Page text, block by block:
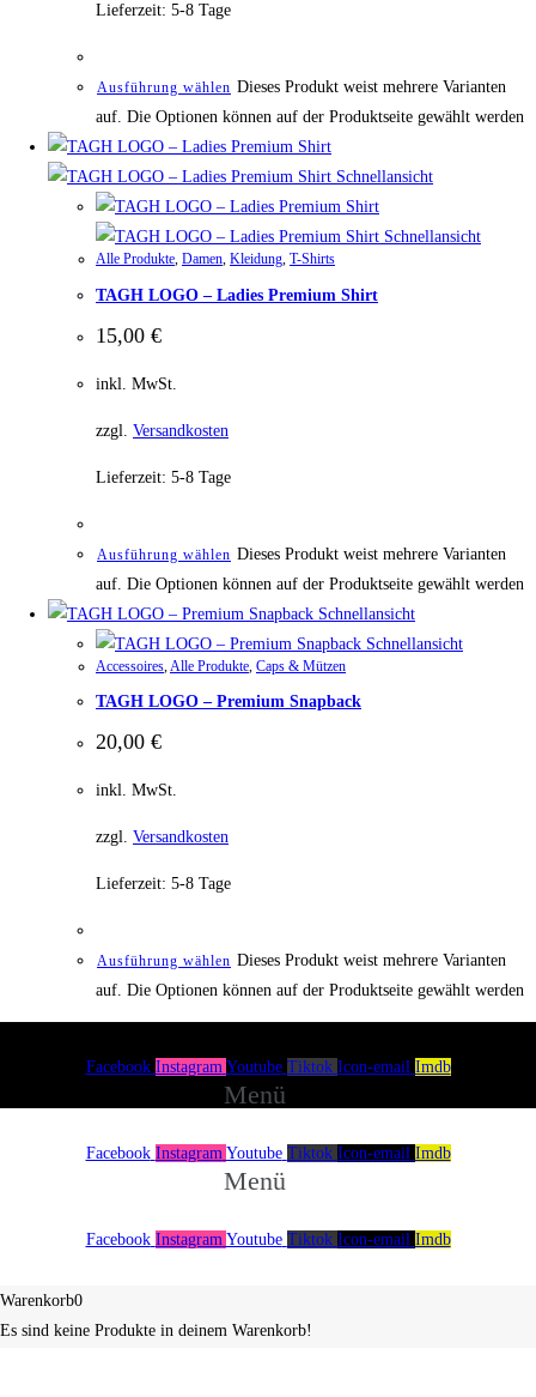
Lieferzeit: 5-8 Tage
Ausführung wählen Dieses Produkt weist mehrere Varianten
auf. Die Optionen können auf der Produktseite gewählt werden
Schnellansicht
Schnellansicht
Alle Produkte, Damen, Kleidung, T-Shirts
TAGH LOGO – Ladies Premium Shirt
15,00 €
inkl. MwSt.
zzgl. Versandkosten
Lieferzeit: 5-8 Tage
Ausführung wählen Dieses Produkt weist mehrere Varianten
auf. Die Optionen können auf der Produktseite gewählt werden
Schnellansicht
Schnellansicht
Accessoires Alle Produkte Caps & Mützen
TAGH LOGO – Premium Snapback
20,00 €
inkl. MwSt.
zzgl. Versandkosten
Lieferzeit: 5-8 Tage
Ausführung wählen Dieses Produkt weist mehrere Varianten
auf. Die Optionen können auf der Produktseite gewählt werden
Facebook Instagram Youtube Tiktok Icon-email Imdb
Menü
Facebook Instagram Youtube Tiktok Icon-email Imdb
Menü
Facebook Instagram Youtube Tiktok Icon-email Imdb
Warenkorb0
Es sind keine Produkte in deinem Warenkorb!